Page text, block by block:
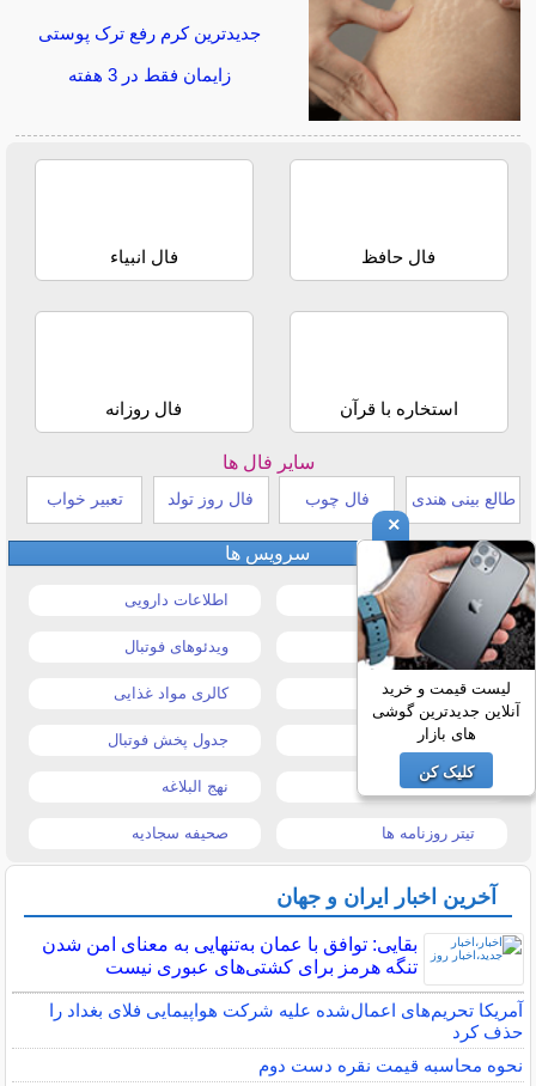
جدیدترین کرم رفع ترک پوستی
زایمان فقط در 3 هفته
فال حافظ فال انبیاء
استخاره با قرآن فال روزانه
سایر فال ها
طالع بینی هندی فال چوب فال روز تولد تعبیر خواب
سرویس ها
قیمت خودرو اطلاعات دارویی
قیمت طلا و سکه ویدئوهای فوتبال
قیمت دلار کالری مواد غذایی
قیمت موبایل جدول پخش فوتبال
قیمت تبلت نهج البلاغه
تیتر روزنامه ها صحیفه سجادیه
آخرین اخبار ایران و جهان
بقایی: توافق با عمان به‌تنهایی به معنای امن شدن
تنگه هرمز برای کشتی‌های عبوری نیست
آمریکا تحریم‌های اعمال‌شده علیه شرکت هواپیمایی فلای بغداد را
حذف کرد
نحوه محاسبه قیمت نقره دست دوم
×
لیست قیمت و خرید
آنلاین جدیدترین گوشی
های بازار
کلیک کن